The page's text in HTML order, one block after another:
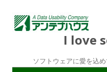
I love
ソフトウェアに愛を込